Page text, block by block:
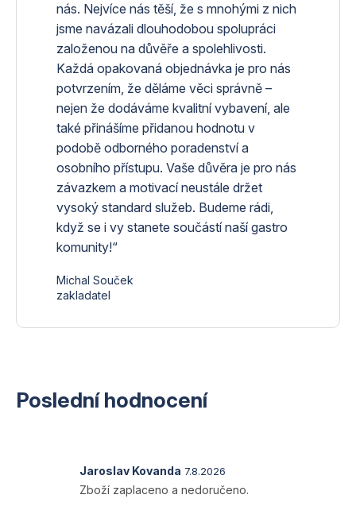
nás. Nejvíce nás těší, že s mnohými z nich
jsme navázali dlouhodobou spolupráci
založenou na důvěře a spolehlivosti.
Každá opakovaná objednávka je pro nás
potvrzením, že děláme věci správně –
nejen že dodáváme kvalitní vybavení, ale
také přinášíme přidanou hodnotu v
podobě odborného poradenství a
osobního přístupu. Vaše důvěra je pro nás
závazkem a motivací neustále držet
vysoký standard služeb. Budeme rádi,
když se i vy stanete součástí naší gastro
komunity!“
Michal Souček
zakladatel
Poslední hodnocení
Hodnocení
produktu
Jaroslav Kovanda 7.8.2026
Zboží zaplaceno a nedoručeno.